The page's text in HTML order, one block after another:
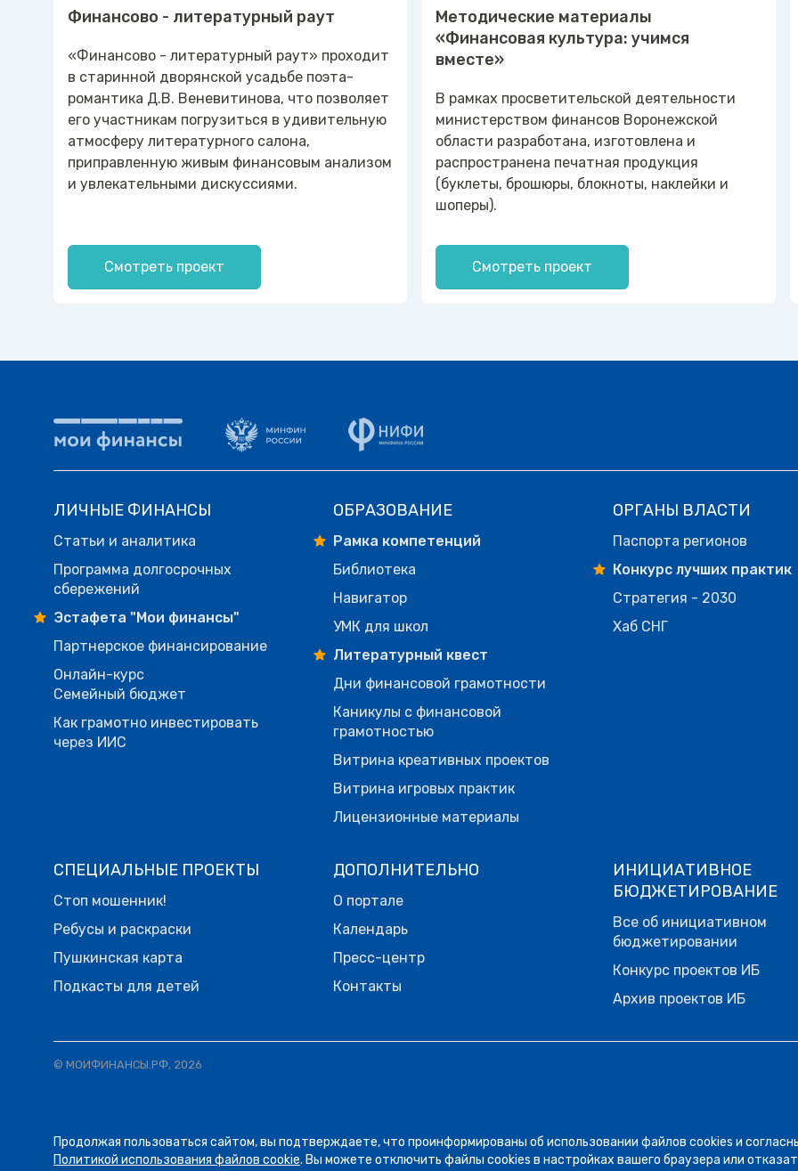
Финансово - литературный раут
«Финансово - литературный раут» проходит
в старинной дворянской усадьбе поэта-
романтика Д.В. Веневитинова, что позволяет
его участникам погрузиться в удивительную
атмосферу литературного салона,
приправленную живым финансовым анализом
и увлекательными дискуссиями.
Смотреть проект
Методические материалы
«Финансовая культура: учимся
вместе»
В рамках просветительской деятельности
министерством финансов Воронежской
области разработана, изготовлена и
распространена печатная продукция
(буклеты, брошюры, блокноты, наклейки и
шоперы).
Смотреть проект
ЛИЧНЫЕ ФИНАНСЫ
Статьи и аналитика
Программа долгосрочных
сбережений
Эстафета "Мои финансы"
Партнерское финансирование
Онлайн-курс
Семейный бюджет
Как грамотно инвестировать
через ИИС
ОБРАЗОВАНИЕ
Рамка компетенций
Библиотека
Навигатор
УМК для школ
Литературный квест
Дни финансовой грамотности
Каникулы с финансовой
грамотностью
Витрина креативных проектов
Витрина игровых практик
Лицензионные материалы
ОРГАНЫ ВЛАСТИ
Паспорта регионов
Конкурс лучших практик
Стратегия - 2030
Хаб СНГ
СПЕЦИАЛЬНЫЕ ПРОЕКТЫ
Стоп мошенник!
Ребусы и раскраски
Пушкинская карта
Подкасты для детей
ДОПОЛНИТЕЛЬНО
О портале
Календарь
Пресс-центр
Контакты
ИНИЦИАТИВНОЕ
БЮДЖЕТИРОВАНИЕ
Все об инициативном
бюджетировании
Конкурс проектов ИБ
Архив проектов ИБ
© МОИФИНАНСЫ.РФ, 2026
ЛЕНТА
06.08 14:16
Сегодня рассказываем о курсе «Семейный бюджет – как управлять общими
Продолжая пользоваться сайтом, вы подтверждаете, что проинформированы об использовании файлов cookies и
Политикой использования файлов cookie. Вы можете отключить файлы cookies в настройках вашего браузера или